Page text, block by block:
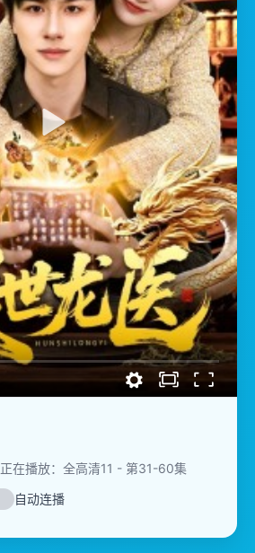
正在播放：全高清11 - 第31-60集
自动连播